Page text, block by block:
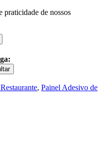
praticidade de nossos
, Painel Adesivo de